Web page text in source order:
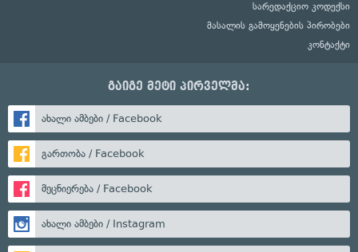
სარედაქციო კოდექსი
მასალის გამოყენების პირობები
კონტაქტი
გაიგე მეტი პირველმა:
ახალი ამბები / Facebook
გართობა / Facebook
მეცნიერება / Facebook
ახალი ამბები / Instagram